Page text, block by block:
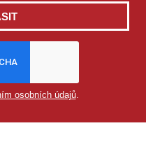
osobních údajů.